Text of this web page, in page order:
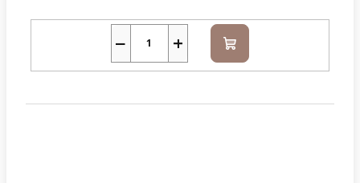
+
− Do
košíku